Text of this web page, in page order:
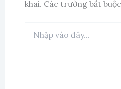
khai. Các trường bắt
vào